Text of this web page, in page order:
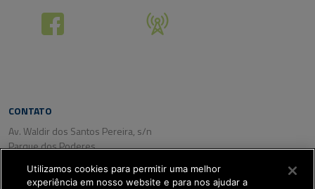
CONTATO
Av. Waldir dos Santos Pereira, s/n
Parque dos Poderes
Campo Grande/ MS
Utilizamos cookies para permitir uma melhor
experiência em nosso website e para nos ajudar a